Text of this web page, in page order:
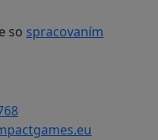
so spracovaním